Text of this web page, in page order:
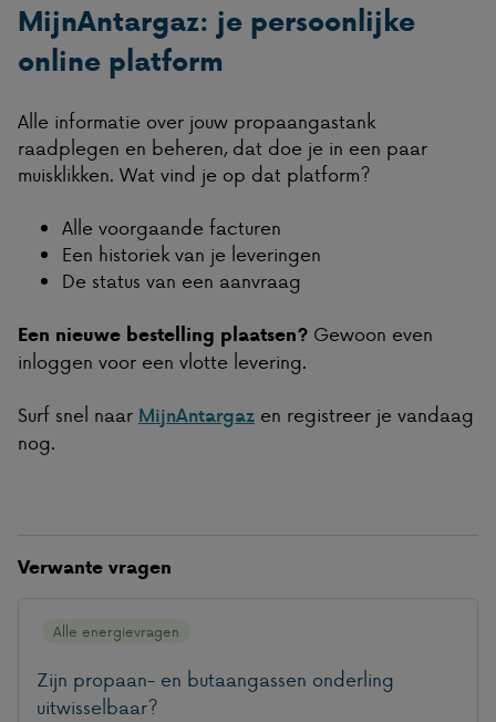
MijnAntargaz: je persoonlijke
online platform
Alle informatie over jouw propaangastank
raadplegen en beheren, dat doe je in een paar
muisklikken. Wat vind je op dat platform?
Alle voorgaande facturen
Een historiek van je leveringen
De status van een aanvraag
Een nieuwe bestelling plaatsen? Gewoon even
inloggen voor een vlotte levering.
Surf snel naar MijnAntargaz en registreer je vandaag
nog.
Verwante vragen
Zijn propaan- en butaangassen onderling
uitwisselbaar?
Alle energievragen